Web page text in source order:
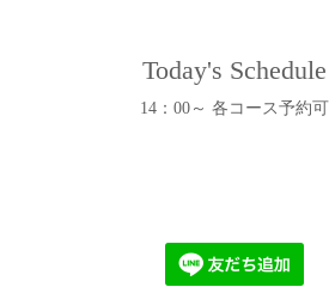
Today's Schedule
14：00～ 各コース予約可